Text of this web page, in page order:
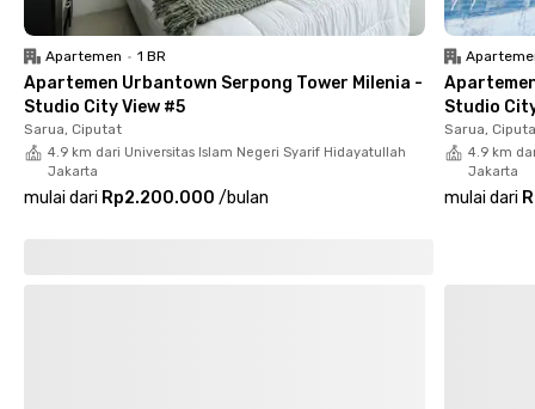
Fasilitas di Hanif Kost Pisangan Ciputat juga terbilang komplet.
Setiap kamarnya sudah berperabot dengan AC, koneksi WiFi,
serta kamar mandi dalam dilengkapi oleh shower dan water
heater.
Kamu juga bisa menggunakan fasilitas bersama yang nggak
kalah lengkap, mulai dari dapur, kompor, kulkas, meja makan,
serta parkiran yang sudah dilengkapi kamera CCTV. Tunggu apa
Apartemen • 1 BR
Apartemen Urbantown Serpong Tower Milenia -
Studio City View #5
Sarua, Ciputat
4.9 km dari Universitas Islam Negeri Syarif Hidayatullah
Jakarta
mulai dari Rp2.200.000 /bulan
Studio
Sarua,
4.9 km
Jakarta
mulai dari